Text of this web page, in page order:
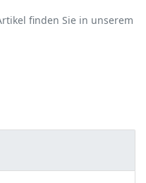
finden Sie in unserem